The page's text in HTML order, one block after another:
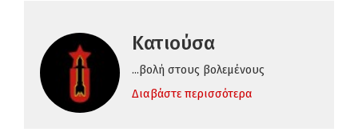
Κατιούσα
...βολή στους βολεμένους
Διαβάστε περισσότερα